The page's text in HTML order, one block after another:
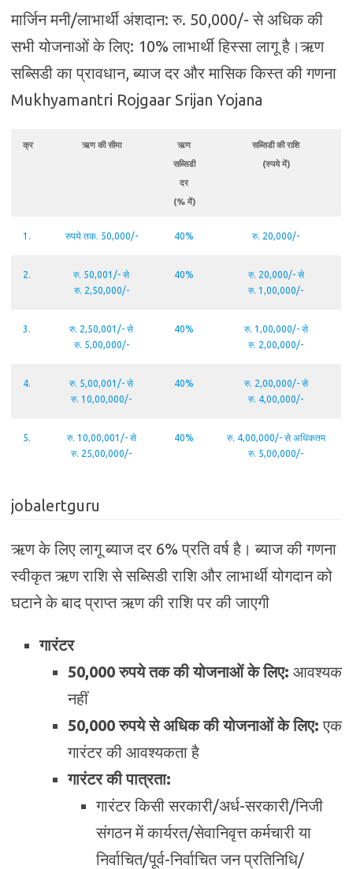
मार्जिन मनी/लाभार्थी अंशदान: रु. 50,000/- से अधिक की
सभी योजनाओं के लिए: 10% लाभार्थी हिस्सा लागू है।ऋण
सब्सिडी का प्रावधान, ब्याज दर और मासिक किस्त की गणना
Mukhyamantri Rojgaar Srijan Yojana
क्र ऋण की सीमा
ऋण
सब्सिडी
दर
(% में)
सब्सिडी की राशि
(रुपये में)
1. रुपये तक. 50,000/- 40% रु. 20,000/-
2.
रु. 50,001/- से
रु. 2,50,000/-
40%
रु. 20,000/- से
रु. 1,00,000/-
3.
रु. 2,50,001/- से
रु. 5,00,000/-
40%
रु. 1,00,000/- से
रु. 2,00,000/-
4.
रु. 5,00,001/- से
रु. 10,00,000/-
40%
रु. 2,00,000/- से
रु. 4,00,000/-
5.
रु. 10,00,001/- से
रु. 25,00,000/-
40%
रु. 4,00,000/- से अधिकतम
रु. 5,00,000/-
jobalertguru
ऋण के लिए लागू ब्याज दर 6% प्रति वर्ष है। ब्याज की गणना
स्वीकृत ऋण राशि से सब्सिडी राशि और लाभार्थी योगदान को
घटाने के बाद प्राप्त ऋण की राशि पर की जाएगी
गारंटर
50,000 रुपये तक की योजनाओं के लिए: आवश्यक
नहीं
50,000 रुपये से अधिक की योजनाओं के लिए: एक
गारंटर की आवश्यकता है
गारंटर की पात्रता:
गारंटर किसी सरकारी/अर्ध-सरकारी/निजी
संगठन में कार्यरत/सेवानिवृत्त कर्मचारी या
निर्वाचित/पूर्व-निर्वाचित जन प्रतिनिधि/